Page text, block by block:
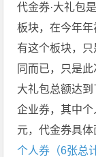
代金券·大礼包
板块，在今年年
有这个板块，
同而已，只是
大礼包总额达
企业券，其中
元，代金券具体
个人券（6张总